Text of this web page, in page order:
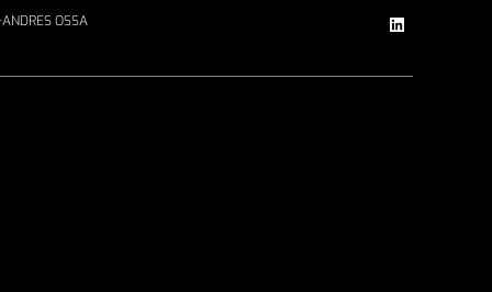
OSSA